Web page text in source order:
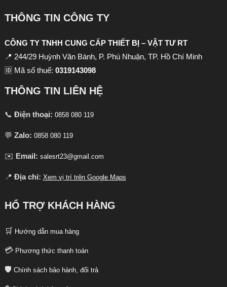
THÔNG TIN CÔNG TY
CÔNG TY TNHH CUNG CẤP THIẾT BỊ – VẬT TƯ RT
📍 244/29 Huỳnh Văn Bánh, P. Phú Nhuận, TP. Hồ Chí Minh
🆔 Mã số thuế: 0319143098
THÔNG TIN LIÊN HỆ
📞 Điện thoại: 0858 080 119
💬 Zalo: 0858 080 119
✉️ Email: salesrt23@gmail.com
📍 Địa chỉ: Xem vị trí trên Google Maps
HỔ TRỢ KHÁCH HÀNG
🛒 Hướng dẫn mua hàng
💳 Phương thức thanh toán
🛡️ Chính sách bảo hành, đổi trả